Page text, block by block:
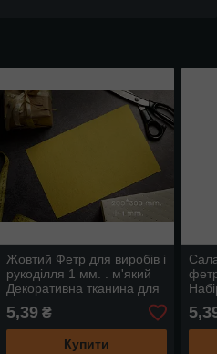
Жовтий Фетр для виробів і
рукоділля 1 мм. . м'який
Декоративна тканина для
5,39 ₴
Купити